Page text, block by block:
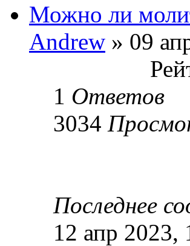
Можно ли
Andrew » 09
1 Ответов
3034
Последнее
12 апр 2023,